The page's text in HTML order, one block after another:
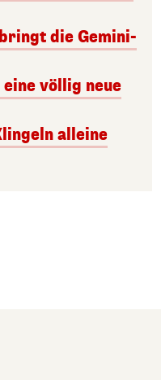
die Gemini-
völlig neue
alleine